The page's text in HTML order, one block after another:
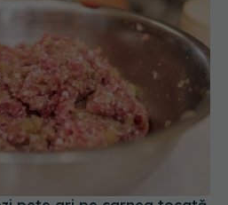
pete gri pe carnea tocată